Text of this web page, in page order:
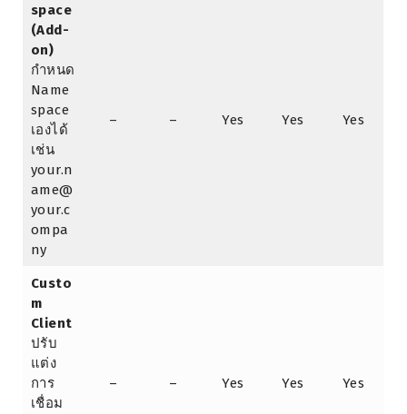
space
(Add-
on)
กำหนด
Name
space
เองได้
เช่น
your.n
ame@
your.c
ompa
ny
– – Yes Yes Yes
Custo
m
Client
ปรับ
แต่ง
การ
เชื่อม
– – Yes Yes Yes